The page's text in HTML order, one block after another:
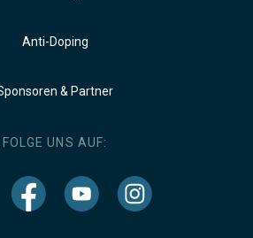
Anti-Doping
& Partner
FOLGE UNS AUF: